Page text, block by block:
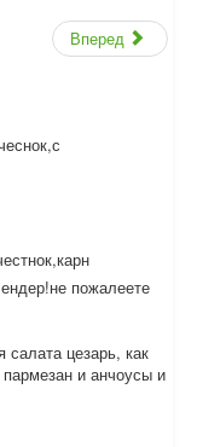
Вперед
пожалеете
цезарь, как
и анчоусы и